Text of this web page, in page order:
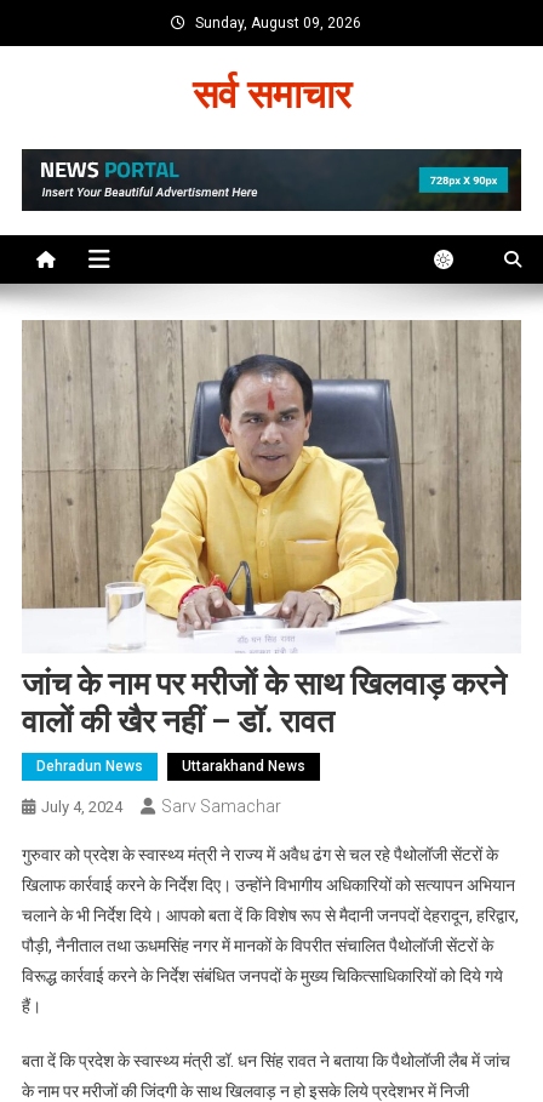
to
Sunday, August 09, 2026
सर्व समाचार
जांच के नाम पर मरीजों के साथ खिलवाड़ करने
वालों की खैर नहीं – डॉ. रावत
Dehradun News Uttarakhand News
July 4, 2024 Sarv Samachar
गुरुवार को प्रदेश के स्वास्थ्य मंत्री ने राज्य में अवैध ढंग से चल रहे पैथोलॉजी सेंटरों के
खिलाफ कार्रवाई करने के निर्देश दिए। उन्होंने विभागीय अधिकारियों को सत्यापन अभियान
चलाने के भी निर्देश दिये। आपको बता दें कि विशेष रूप से मैदानी जनपदों देहरादून, हरिद्वार,
पौड़ी, नैनीताल तथा ऊधमसिंह नगर में मानकों के विपरीत संचालित पैथोलॉजी सेंटरों के
विरूद्ध कार्रवाई करने के निर्देश संबंधित जनपदों के मुख्य चिकित्साधिकारियों को दिये गये
हैं।
बता दें कि प्रदेश के स्वास्थ्य मंत्री डॉ. धन सिंह रावत ने बताया कि पैथोलॉजी लैब में जांच
के नाम पर मरीजों की जिंदगी के साथ खिलवाड़ न हो इसके लिये प्रदेशभर में निजी